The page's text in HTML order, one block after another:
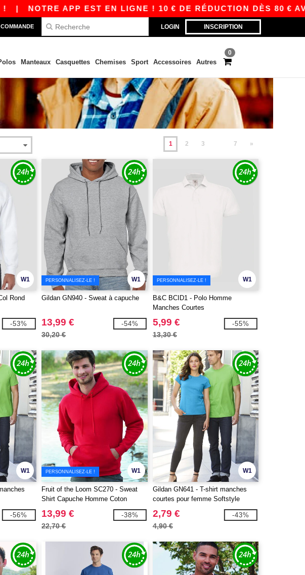
APP EST EN LIGNE ! 10 € DE RÉDUCTION DÈS 80 € AVEC
LOGIN INSCRIPTION
0
Manteaux Casquettes Chemises Sport Accessoires Autres
1 2 3 7 »
W1
Rond
-53%
W1
PERSONNALISEZ-LE !
Gildan GN940 - Sweat à capuche
13,99 €
30,20 €
-54%
W1
PERSONNALISEZ-LE !
B&C BCID1 - Polo Homme
Manches Courtes
5,99 €
13,30 €
-55%
W1
-56%
W1
PERSONNALISEZ-LE !
Fruit of the Loom SC270 - Sweat
Shirt Capuche Homme Coton
13,99 €
22,70 €
-38%
W1
Gildan GN641 - T-shirt manches
courtes pour femme Softstyle
2,79 €
4,90 €
-43%